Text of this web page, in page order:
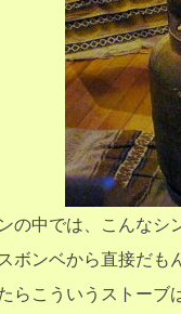
の中では、こんなシ
ボンベから直接だも
らこういうストーブ